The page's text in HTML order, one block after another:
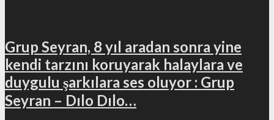
Grup Seyran, 8 yıl aradan sonra yine
kendi tarzını koruyarak halaylara ve
duygulu şarkılara ses oluyor : Grup
Seyran – Dılo Dılo…